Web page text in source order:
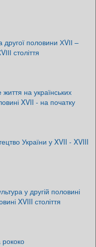
другої половини ХVІІ –
століття
життя на українських
XVII - на початку
України у XVII - XVIII
у другій половині
XVIII століття
рококо